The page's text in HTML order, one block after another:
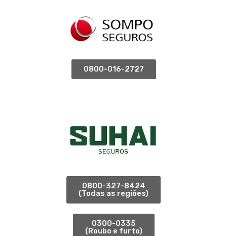
0800-016-2727
0800-327-8424
(Todas as regiões)
0300-0335
(Roubo e furto)